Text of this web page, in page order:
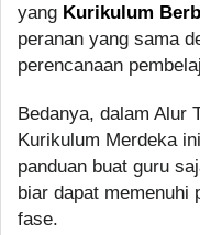
yang Kurikulum
peranan yang sama
perencanaan
Bedanya, dalam Alur
Kurikulum Merdeka
panduan buat guru
biar dapat memenuhi
fase.